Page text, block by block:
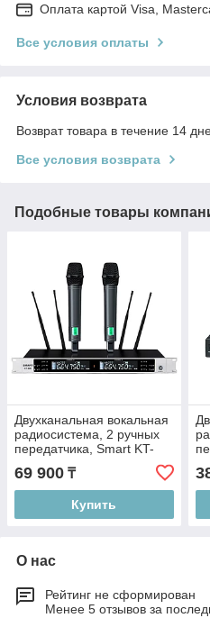
Оплата картой Visa,
Все условия оплаты
Условия возврата
Возврат товара в течение 14
Все условия возврата
Подобные товары
Двухканальная вокальная
радиосистема, 2 ручных
передатчика, Smart KT-
69 900 ₸
Купить
О нас
Рейтинг не сформирован
Менее 5 отзывов за